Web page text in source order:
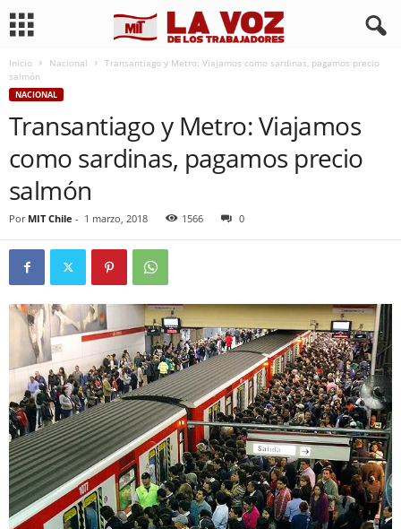
Inicio Nacional
Transantiago y Metro: Viajamos como sardinas, pagamos precio
salmón
NACIONAL
Transantiago y Metro: Viajamos
como sardinas, pagamos precio
salmón
Por MIT Chile - 1 marzo, 2018 1566 0